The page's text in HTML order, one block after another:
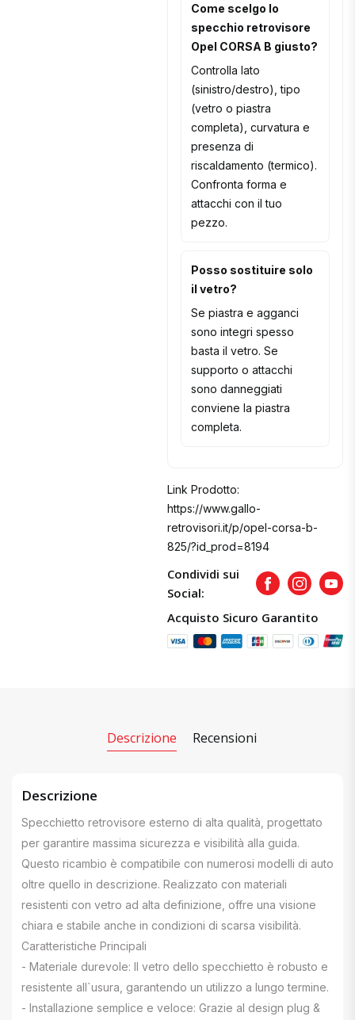
Come scelgo lo
specchio retrovisore
Opel CORSA B giusto?
Controlla lato
(sinistro/destro), tipo
(vetro o piastra
completa), curvatura e
presenza di
riscaldamento (termico).
Confronta forma e
attacchi con il tuo
pezzo.
Posso sostituire solo
il vetro?
Se piastra e agganci
sono integri spesso
basta il vetro. Se
supporto o attacchi
sono danneggiati
conviene la piastra
completa.
Link Prodotto:
https://www.gallo-
retrovisori.it/p/opel-corsa-b-
825/?id_prod=8194
Condividi sui
Social:
FacebookInstagram
Acquisto Sicuro Garantito
Descrizione Recensioni
Descrizione
Specchietto retrovisore esterno di alta qualità, progettato
per garantire massima sicurezza e visibilità alla guida.
Questo ricambio è compatibile con numerosi modelli di auto
oltre quello in descrizione. Realizzato con materiali
resistenti con vetro ad alta definizione, offre una visione
chiara e stabile anche in condizioni di scarsa visibilità.
Caratteristiche Principali
- Materiale durevole: Il vetro dello specchietto è robusto e
resistente all`usura, garantendo un utilizzo a lungo termine.
- Installazione semplice e veloce: Grazie al design plug &